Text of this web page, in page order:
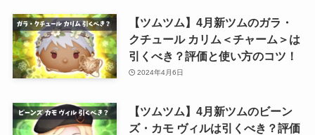
【ツムツム】4月新ツムのガラ・
クチュール カリム＜チャーム＞は
引くべき？評価と使い方のコツ！
2024年4月6日
【ツムツム】4月新ツムのビーン
ズ・カモ ヴィルは引くべき？評価